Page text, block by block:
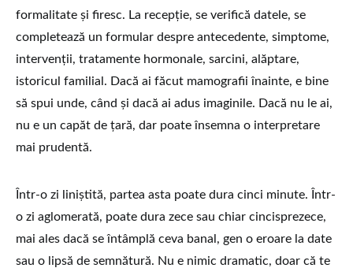
formalitate și firesc. La recepție, se verifică datele, se
completează un formular despre antecedente, simptome,
intervenții, tratamente hormonale, sarcini, alăptare,
istoricul familial. Dacă ai făcut mamografii înainte, e bine
să spui unde, când și dacă ai adus imaginile. Dacă nu le ai,
nu e un capăt de țară, dar poate însemna o interpretare
mai prudentă.
Într-o zi liniștită, partea asta poate dura cinci minute. Într-
o zi aglomerată, poate dura zece sau chiar cincisprezece,
mai ales dacă se întâmplă ceva banal, gen o eroare la date
sau o lipsă de semnătură. Nu e nimic dramatic, doar că te